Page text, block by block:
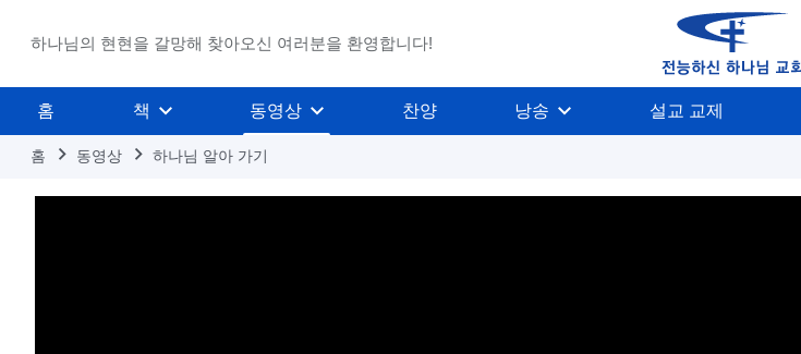
하나님의 현현을 갈망해 찾아오신 여러분을 환영합니다!
홈 책 동영상 찬양 낭송 설교 교제
홈 동영상 하나님 알아 가기